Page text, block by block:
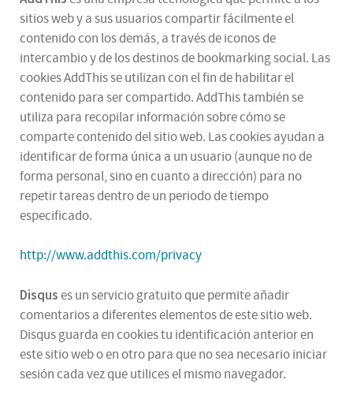
sitios web y a sus usuarios compartir fácilmente el
contenido con los demás, a través de iconos de
intercambio y de los destinos de bookmarking social. Las
cookies AddThis se utilizan con el fin de habilitar el
contenido para ser compartido. AddThis también se
utiliza para recopilar información sobre cómo se
comparte contenido del sitio web. Las cookies ayudan a
identificar de forma única a un usuario (aunque no de
forma personal, sino en cuanto a dirección) para no
repetir tareas dentro de un periodo de tiempo
especificado.
http://www.addthis.com/privacy
Disquses un servicio gratuito que permite añadir
comentarios a diferentes elementos de este sitio web.
Disqus guarda en cookies tu identificación anterior en
este sitio web o en otro para que no sea necesario iniciar
sesión cada vez que utilices el mismo navegador.